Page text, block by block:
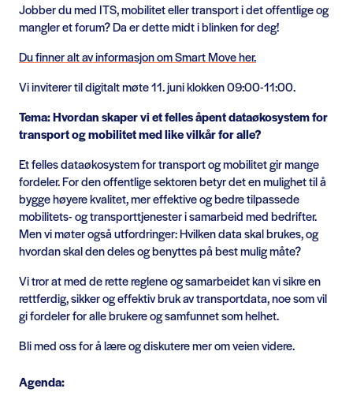
Jobber du med ITS, mobilitet eller transport i det offentlige og
mangler et forum? Da er dette midt i blinken for deg!
Du finner alt av informasjon om Smart Move her.
Vi inviterer til digitalt møte 11. juni klokken 09:00-11:00.
Tema: Hvordan skaper vi et felles åpent dataøkosystem for
transport og mobilitet med like vilkår for alle?
Et felles dataøkosystem for transport og mobilitet gir mange
fordeler. For den offentlige sektoren betyr det en mulighet til å
bygge høyere kvalitet, mer effektive og bedre tilpassede
mobilitets- og transporttjenester i samarbeid med bedrifter.
Men vi møter også utfordringer: Hvilken data skal brukes, og
hvordan skal den deles og benyttes på best mulig måte?
Vi tror at med de rette reglene og samarbeidet kan vi sikre en
rettferdig, sikker og effektiv bruk av transportdata, noe som vil
gi fordeler for alle brukere og samfunnet som helhet.
Bli med oss for å lære og diskutere mer om veien videre.
Agenda: